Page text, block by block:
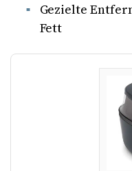
Gezielte
Fett